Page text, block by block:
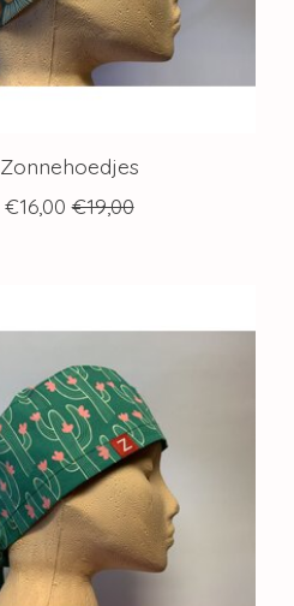
Zonnehoedjes
€16,00 €19,00